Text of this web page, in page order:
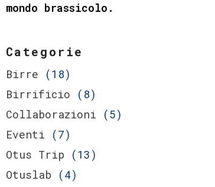
mondo brassicolo.
Categorie
Birre (18)
Birrificio (8)
Collaborazioni (5)
Eventi (7)
Otus Trip (13)
Otuslab (4)